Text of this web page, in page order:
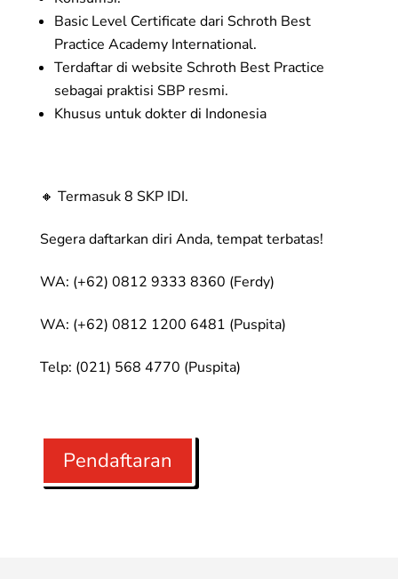
Basic Level Certificate dari Schroth Best
Practice Academy International.
Terdaftar di website Schroth Best Practice
sebagai praktisi SBP resmi.
Khusus untuk dokter di Indonesia
🔸 Termasuk 8 SKP IDI.
Segera daftarkan diri Anda, tempat terbatas!
WA: (+62) 0812 9333 8360 (Ferdy)
WA: (+62) 0812 1200 6481 (Puspita)
Telp: (021) 568 4770 (Puspita)
Pendaftaran